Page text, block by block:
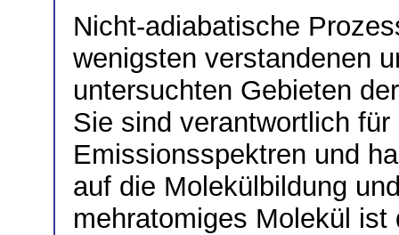
Nicht-adiabatische
wenigsten verstandenen
untersuchten Gebieten
Sie sind verantwortlich
Emissionsspektren und
auf die Molekülbildung
mehratomiges Molekül